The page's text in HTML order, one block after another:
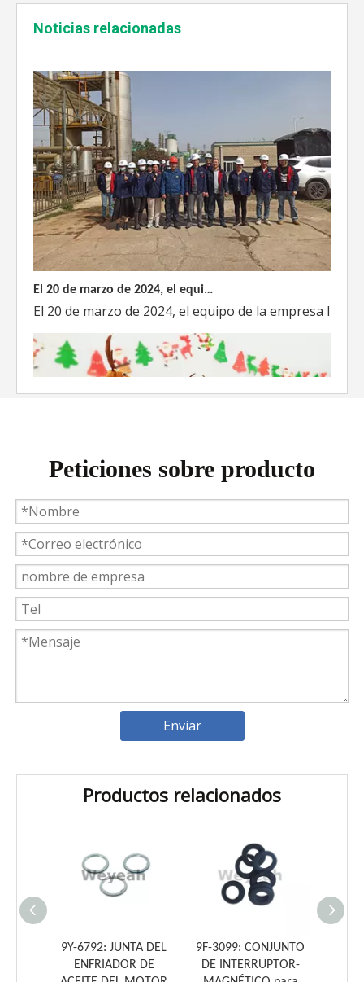
Noticias relacionadas
A mediados de julio de 2023, Weyeah poder todo el
El 20 de marzo de 2024, el equipo de la empresa
Weyeah Power, 25 de diciembre de 2023 - En esta
Weyeah Power es conocido por sus cojinetes de
Peticiones sobre producto
Enviar
Productos relacionados
9Y-6792: JUNTA DEL
ENFRIADOR DE
9F-3099: CONJUNTO
DE INTERRUPTOR-